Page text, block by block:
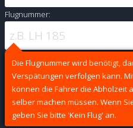
Flugnummer:
Die Flugnummer wird benötigt,
Verspätungen verfolgen kann.
können die Fahrer die Abholzeit
selber machen müssen. Wenn
geben Sie bitte 'Kein Flug' an.